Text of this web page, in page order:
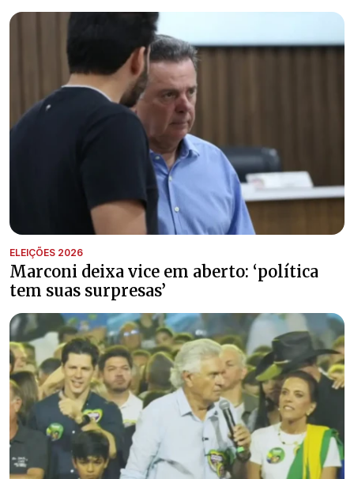
ELEIÇÕES 2026
Marconi deixa vice em aberto: ‘política
tem suas surpresas’